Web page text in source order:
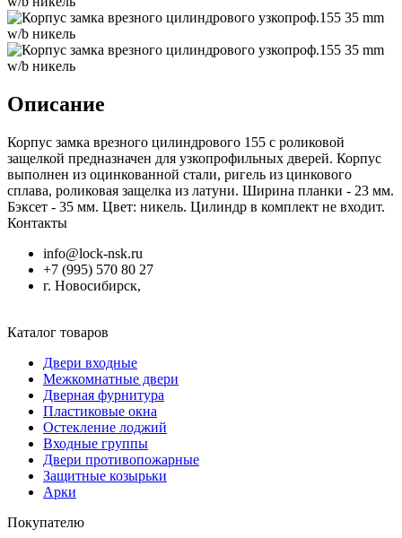
Описание
Корпус замка врезного цилиндрового 155 с роликовой
защелкой предназначен для узкопрофильных дверей. Корпус
выполнен из оцинкованной стали, ригель из цинкового
сплава, роликовая защелка из латуни. Ширина планки - 23 мм.
Бэксет - 35 мм. Цвет: никель. Цилиндр в комплект не входит.
Контакты
info@lock-nsk.ru
+7 (995) 570 80 27
г. Новосибирск,
Каталог товаров
Двери входные
Межкомнатные двери
Дверная фурнитура
Пластиковые окна
Остекление лоджий
Входные группы
Двери противопожарные
Защитные козырьки
Арки
Покупателю